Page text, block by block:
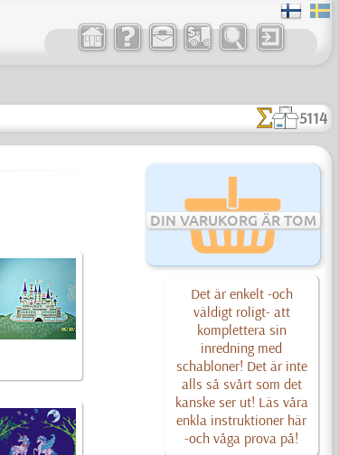
5114
DIN VARUKORG ÄR TOM
Det är enkelt -och
väldigt roligt- att
komplettera sin
inredning med
schabloner! Det är inte
alls så svårt som det
kanske ser ut! Läs våra
enkla instruktioner här
-och våga prova på!